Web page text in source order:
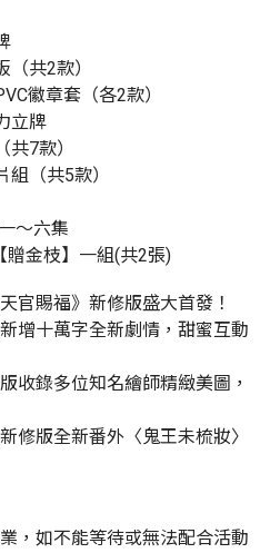
共2款）
徽章套（各2款）
立牌
7款）
（共5款）
～六集
金枝】一組(共2張)
官賜福》新修版盛大首發！
增十萬字全新劇情，甜蜜互動
收錄多位知名繪師精緻美圖，
修版全新番外〈鬼王未梳妝〉
，如不能等待或無法配合活動